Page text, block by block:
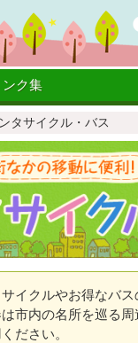
ンク集
タサイクル・バス
イクルやお得なバス
市内の名所を巡る
ださい。